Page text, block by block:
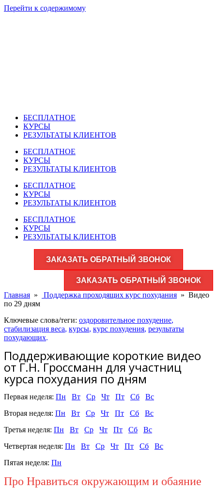
Перейти к содержимому
БЕСПЛАТНОЕ
КУРСЫ
РЕЗУЛЬТАТЫ КЛИЕНТОВ
БЕСПЛАТНОЕ
КУРСЫ
РЕЗУЛЬТАТЫ КЛИЕНТОВ
БЕСПЛАТНОЕ
КУРСЫ
РЕЗУЛЬТАТЫ КЛИЕНТОВ
БЕСПЛАТНОЕ
КУРСЫ
РЕЗУЛЬТАТЫ КЛИЕНТОВ
ЗАКАЗАТЬ ОБРАТНЫЙ ЗВОНОК
ЗАКАЗАТЬ ОБРАТНЫЙ ЗВОНОК
Главная » Поддержка проходящих курс похудания » Видео
по 29 дням
Ключевые слова/теги: оздоровительное похудение,
стабилизация веса, курсы, курс похудения, результаты
похудающих.
Поддерживающие короткие видео
от Г.Н. Гроссманн для участниц
курса похудания по дням
Первая неделя: Пн Вт Ср Чт Пт Сб
Вс
Вторая неделя: Пн Вт Ср Чт Пт Сб
Вс
Третья неделя: Пн Вт Ср Чт Пт Сб
Вс
Четвертая неделя: Пн Вт Ср Чт Пт Сб
Вс
Пятая неделя: Пн
Про Нравиться окружающим и обаяние